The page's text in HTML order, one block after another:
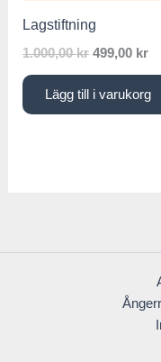
Lagstiftning
1.000,00kr 499,00 kr
Lägg till i varukorg